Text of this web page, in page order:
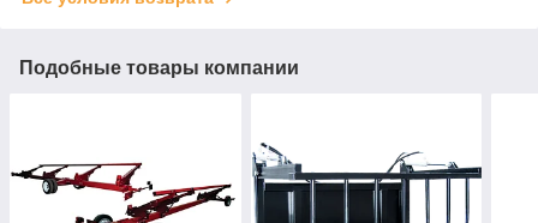
Подобные товары компании